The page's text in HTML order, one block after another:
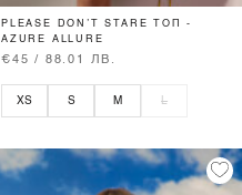
PLEASE DON’T STARE ТОП -
AZURE ALLURE
€45 / 88.01 ЛВ.
XS S M L